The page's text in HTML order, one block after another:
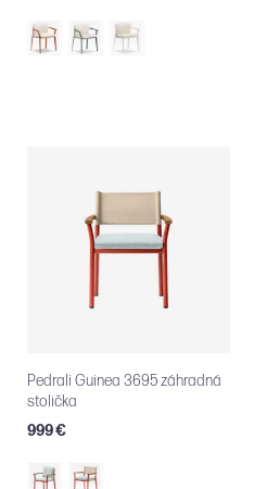
Pedrali Guinea 3695 záhradná
stolička
999 €